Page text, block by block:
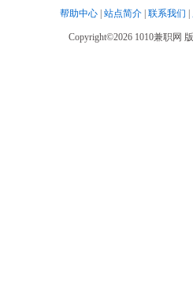
帮助中心 站点简介 联系我们
Copyright©2026 1010兼职网